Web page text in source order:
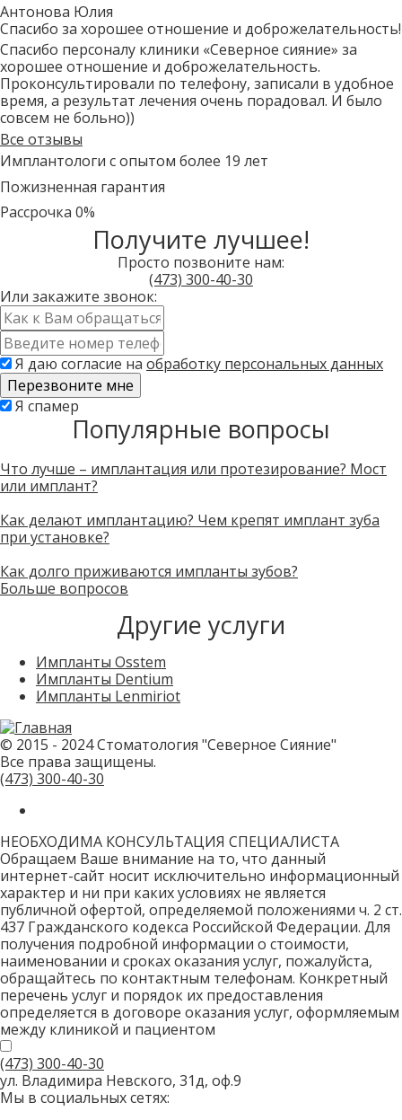
Антонова Юлия
Спасибо за хорошее отношение и доброжелательность!
Спасибо персоналу клиники «Северное сияние» за
хорошее отношение и доброжелательность.
Проконсультировали по телефону, записали в удобное
время, а результат лечения очень порадовал. И было
совсем не больно))
Все отзывы
Имплантологи с опытом более 19 лет
Пожизненная гарантия
Рассрочка 0%
Получите лучшее!
Просто позвоните нам:
(473) 300-40-30
Или закажите звонок:
Имя
*Контактный
телефон
* Я даю согласие на обработку персональных данных
Скажите,
Пожалуйста,
это
поле.
только
для
Я спамер
Популярные вопросы
Что лучше – имплантация или протезирование? Мост
или имплант?
Как делают имплантацию? Чем крепят имплант зуба
при установке?
Как долго приживаются импланты зубов?
Больше вопросов
Другие услуги
Импланты Osstem
Импланты Dentium
Импланты Lenmiriot
© 2015 - 2024 Стоматология "Северное Сияние"
Все права защищены.
(473) 300-40-30
НЕОБХОДИМА КОНСУЛЬТАЦИЯ СПЕЦИАЛИСТА
Обращаем Ваше внимание на то, что данный
интернет-сайт носит исключительно информационный
характер и ни при каких условиях не является
публичной офертой, определяемой положениями ч. 2 ст.
437 Гражданского кодекса Российской Федерации. Для
получения подробной информации о стоимости,
наименовании и сроках оказания услуг, пожалуйста,
обращайтесь по контактным телефонам. Конкретный
перечень услуг и порядок их предоставления
определяется в договоре оказания услуг, оформляемым
между клиникой и пациентом
(473) 300-40-30
ул. Владимира Невского, 31д, оф.9
Мы в социальных сетях: